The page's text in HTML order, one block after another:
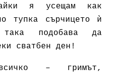
я усещам как
тупка сърчицето ѝ
подобава да
сватбен ден!
– гримът,